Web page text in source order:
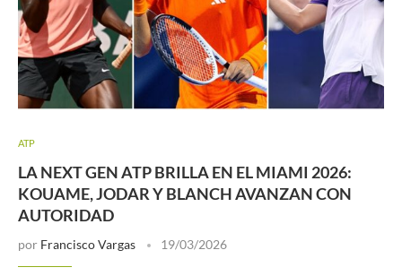
ATP
LA NEXT GEN ATP BRILLA EN EL MIAMI 2026:
KOUAME, JODAR Y BLANCH AVANZAN CON
AUTORIDAD
por Francisco Vargas 19/03/2026